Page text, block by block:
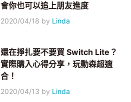
會你也可以追上朋友進度
2020/04/18 by Linda
還在掙扎要不要買 Switch Lite？
實際購入心得分享，玩動森超適
合！
2020/04/13 by Linda